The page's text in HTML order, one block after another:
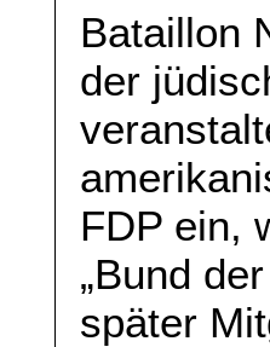
Bataillon
der
FDP ein,
„Bund
später